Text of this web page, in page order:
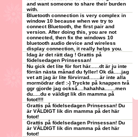
and want someone to share their burden
with.
Bluetooth connection is very complex in
window 10 because when we try to
connect Bluetooth, the first pair and
version. After doing this, you are not
connected, then fix the windows 10
bluetooth audio device and wireless
display connection, it really helps you.
Idag är det rätt dag ! Grattis på
födelsedagen Prinsessan!
Nu gick det lite för fort här......dt är ju inte
förrän nästa månad du fyller! Ok då.....jag
vet att jag är lite förvirrad.......är inte alla
mormödrar det! :-) Tryckte på knappen två
ggr gjorde jag också....hahahha.......men
du.....du e väldigt lik din mamma på
fotot!!!!
Grattis på födelsedagen Prinsessan! Du
är VÄLDIGT lik din mamma på det här
fotot!
Grattis på födelsedagen Prinsessan! Du
är VÄLDIGT lik din mamma på det här
fotot!